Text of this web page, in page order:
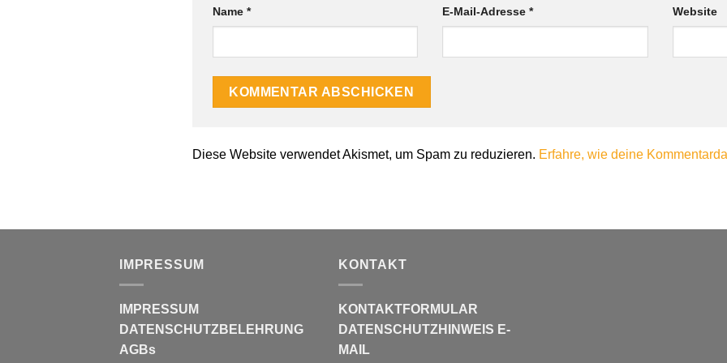
Name * E-Mail-Adresse* Website
Diese Website verwendet Akismet, um Spam zu reduzieren. Erfahre, wie deine
IMPRESSUM
IMPRESSUM
DATENSCHUTZBELEHRUNG
AGBs
KONTAKT
KONTAKTFORMULAR
DATENSCHUTZHINWEIS E-
MAIL